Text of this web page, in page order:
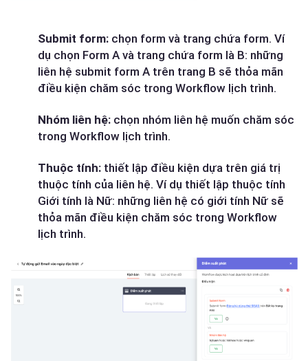
Submit form: chọn form và trang chứa form. Ví
dụ chọn Form A và trang chứa form là B: những
liên hệ submit form A trên trang B sẽ thỏa mãn
điều kiện chăm sóc trong Workflow lịch trình.
Nhóm liên hệ: chọn nhóm liên hệ muốn chăm sóc
trong Workflow lịch trình.
Thuộc tính: thiết lập điều kiện dựa trên giá trị
thuộc tính của liên hệ. Ví dụ thiết lập thuộc tính
Giới tính là Nữ: những liên hệ có giới tính Nữ sẽ
thỏa mãn điều kiện chăm sóc trong Workflow
lịch trình.